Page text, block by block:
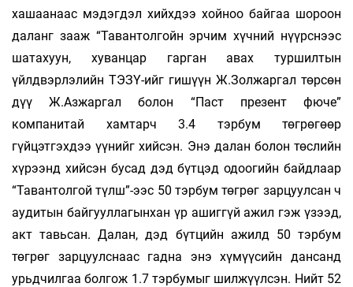
хашаанаас мэдэгдэл хийхдээ хойноо байгаа шороон
даланг зааж “Тавантолгойн эрчим хүчний нүүрснээс
шатахуун, хуванцар гарган авах туршилтын
үйлдвэрлэлийн ТЭЗҮ-ийг гишүүн Ж.Золжаргал төрсөн
дүү Ж.Азжаргал болон “Паст презент фюче”
компанитай хамтарч 3.4 тэрбум төгрөгөөр
гүйцэтгэхдээ үүнийг хийсэн. Энэ далан болон төслийн
хүрээнд хийсэн бусад дэд бүтцэд одоогийн байдлаар
“Тавантолгой түлш”-ээс 50 тэрбум төгрөг зарцуулсан ч
аудитын байгууллагынхан үр ашиггүй ажил гэж үзээд,
акт тавьсан. Далан, дэд бүтцийн ажилд 50 тэрбум
төгрөг зарцуулснаас гадна энэ хүмүүсийн дансанд
урьдчилгаа болгож 1.7 тэрбумыг шилжүүлсэн. Нийт 52